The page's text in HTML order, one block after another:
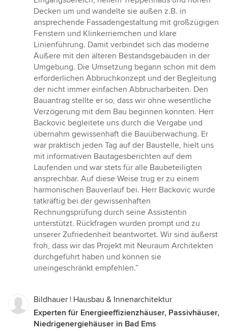
Decken um und wandelte sie außen z.B. in
ansprechende Fassadengestaltung mit großzügigen
Fenstern und Klinkerriemchen und klare
Linienführung. Damit verbindet sich das moderne
Äußere mit den älteren Bestandsgebäuden in der
Umgebung. Die Umsetzung begann schon mit dem
erforderlichen Abbruchkonzept und der Begleitung
der nicht immer einfachen Abbrucharbeiten. Den
Bauantrag stellte er so, dass wir ohne wesentliche
Verzögerung mit dem Bau beginnen konnten. Herr
Backovic begleitete uns durch die Vergabe und
übernahm gewissenhaft die Bauüberwachung. Er
war praktisch jeden Tag auf der Baustelle, hielt uns
mit informativen Bautagesberichten auf dem
Laufenden und war stets für alle Baubeteiligten
ansprechbar. Auf diese Weise trug er zu einem
harmonischen Bauverlauf bei. Herr Backovic wurde
tatkräftig bei der gewissenhaften
Rechnungsprüfung durch seine Assistentin
unterstützt. Rückfragen wurden prompt und zu
unserer Zufriedenheit beantwortet. Wir sind äußerst
froh, dass wir das Projekt mit Neuraum Architekten
durchgeführt haben und können sie
uneingeschränkt empfehlen.”
Bildhauer | Hausbau & Innenarchitektur
Experten für Energieeffizienzhäuser, Passivhäuser,
Niedrigenergiehäuser in Bad Ems